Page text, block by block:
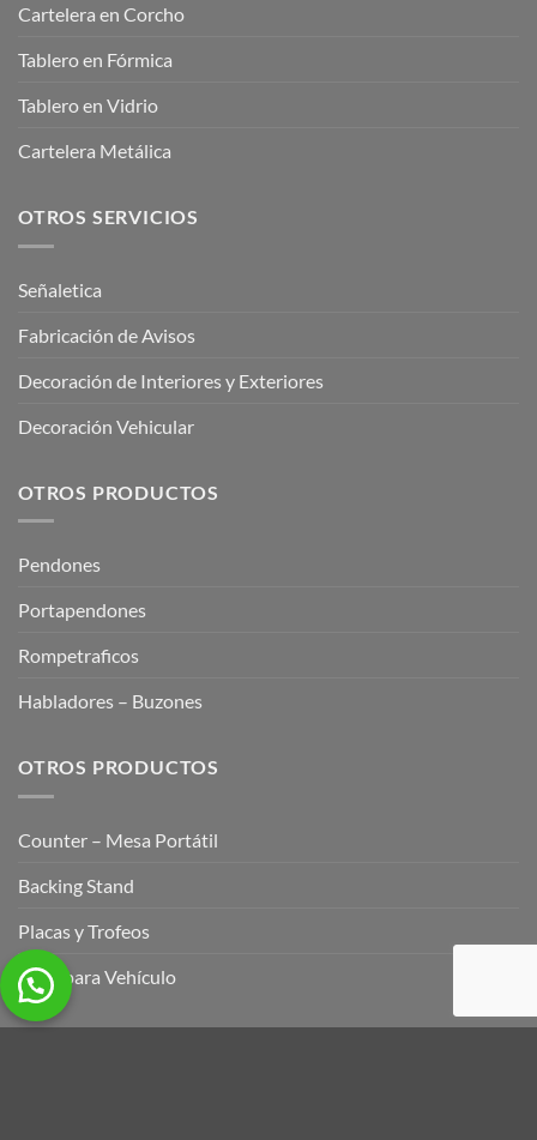
Cartelera en Corcho
Tablero en Fórmica
Tablero en Vidrio
Cartelera Metálica
OTROS SERVICIOS
Señaletica
Fabricación de Avisos
Decoración de Interiores y Exteriores
Decoración Vehicular
OTROS PRODUCTOS
Pendones
Portapendones
Rompetraficos
Habladores – Buzones
OTROS PRODUCTOS
Counter – Mesa Portátil
Backing Stand
Placas y Trofeos
Imán para Vehículo